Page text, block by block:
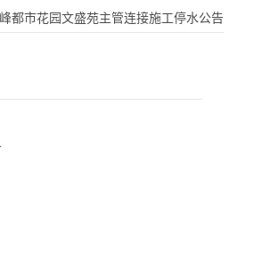
都市花园文盛苑主管连接施工停水公告